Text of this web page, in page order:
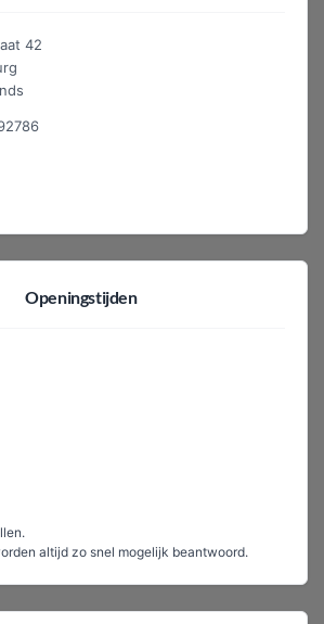
42
Openingstijden
altijd zo snel mogelijk beantwoord.